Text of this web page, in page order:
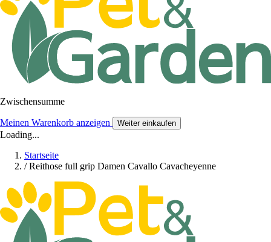
Zwischensumme
Meinen Warenkorb anzeigen Weiter einkaufen
Loading...
Startseite
/ Reithose full grip Damen Cavallo Cavacheyenne